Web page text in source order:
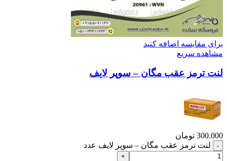
برای مقایسه اضافه کنید
مشاهده سریع
لنت ترمز عقب مگان – سوپر لایف
300.000 تومان
لنت ترمز عقب مگان – سوپر لایف عدد